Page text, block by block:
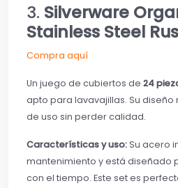
3. Silverware
Stainless Steel
Compra aquí
Un juego de cubiertos de 24
apto para lavavajillas. Su
de uso sin perder calidad.
Características y uso:Su acero
mantenimiento y está diseñado
con el tiempo. Este set es